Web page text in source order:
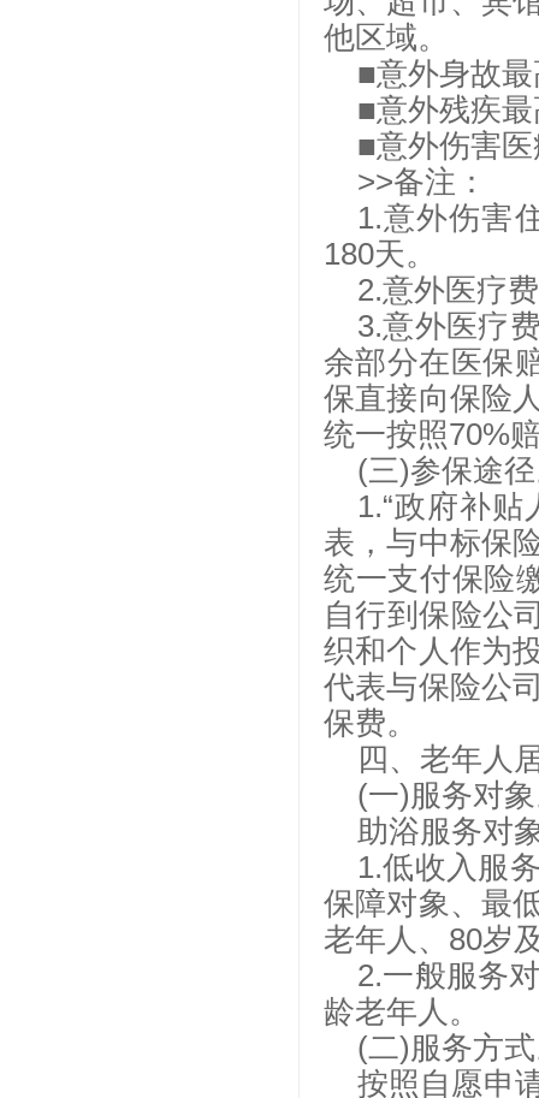
他区域。
■意外身故
■意外残疾
■意外伤害
>>备注：
1.意外伤害
180天。
2.意外医疗
3.意外医疗
余部分在医保
保直接向保险
统一按照70%
(三)参保途
1.“政府补
表，与中标保
统一支付保险
自行到保险公
织和个人作为
代表与保险公
保费。
四、老年人
(一)服务对
助浴服务对
1.低收入服
保障对象、最
老年人、80岁
2.一般服务
龄老年人。
(二)服务方
按照自愿申